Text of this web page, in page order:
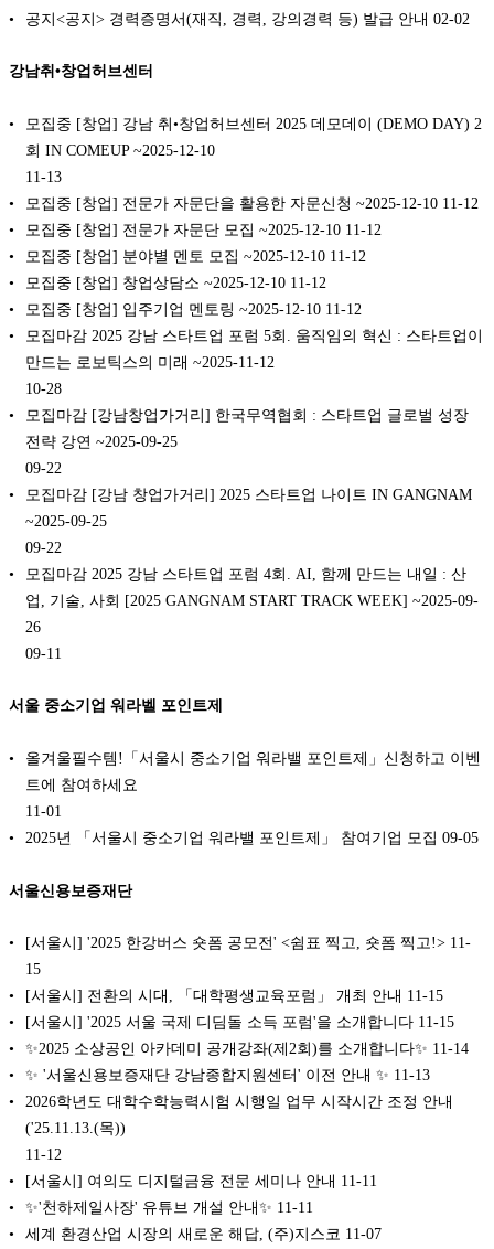
공지<공지> 경력증명서(재직, 경력, 강의경력 등) 발급 안내 02-02
강남취•창업허브센터
모집중 [창업] 강남 취•창업허브센터 2025 데모데이 (DEMO DAY) 2
회 IN COMEUP ~2025-12-10
11-13
모집중 [창업] 전문가 자문단을 활용한 자문신청 ~2025-12-10 11-12
모집중 [창업] 전문가 자문단 모집 ~2025-12-10 11-12
모집중 [창업] 분야별 멘토 모집 ~2025-12-10 11-12
모집중 [창업] 창업상담소 ~2025-12-10 11-12
모집중 [창업] 입주기업 멘토링 ~2025-12-10 11-12
모집마감 2025 강남 스타트업 포럼 5회. 움직임의 혁신 : 스타트업이
만드는 로보틱스의 미래 ~2025-11-12
10-28
모집마감 [강남창업가거리] 한국무역협회 : 스타트업 글로벌 성장
전략 강연 ~2025-09-25
09-22
모집마감 [강남 창업가거리] 2025 스타트업 나이트 IN GANGNAM
~2025-09-25
09-22
모집마감 2025 강남 스타트업 포럼 4회. AI, 함께 만드는 내일 : 산
업, 기술, 사회 [2025 GANGNAM START TRACK WEEK] ~2025-09-
26
09-11
서울 중소기업 워라벨 포인트제
올겨울필수템!「서울시 중소기업 워라밸 포인트제」신청하고 이벤
트에 참여하세요
11-01
2025년 「서울시 중소기업 워라밸 포인트제」 참여기업 모집 09-05
서울신용보증재단
[서울시] '2025 한강버스 숏폼 공모전' <쉼표 찍고, 숏폼 찍고!> 11-
15
[서울시] 전환의 시대, 「대학평생교육포럼」 개최 안내 11-15
[서울시] '2025 서울 국제 디딤돌 소득 포럼'을 소개합니다 11-15
✨2025 소상공인 아카데미 공개강좌(제2회)를 소개합니다✨ 11-14
✨ '서울신용보증재단 강남종합지원센터' 이전 안내 ✨ 11-13
2026학년도 대학수학능력시험 시행일 업무 시작시간 조정 안내
('25.11.13.(목))
11-12
[서울시] 여의도 디지털금융 전문 세미나 안내 11-11
✨'천하제일사장' 유튜브 개설 안내✨ 11-11
세계 환경산업 시장의 새로운 해답, (주)지스코 11-07